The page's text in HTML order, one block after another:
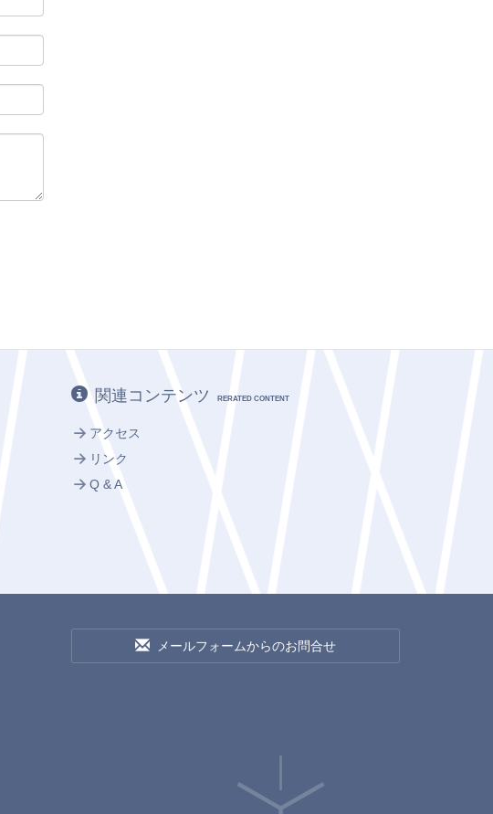
関連コンテンツ RERATED CONTENT
アクセス
リンク
Q & A
メールフォームからのお問合せ